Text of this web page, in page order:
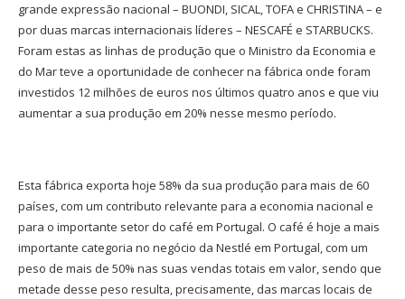
grande expressão nacional – BUONDI, SICAL, TOFA e CHRISTINA – e
por duas marcas internacionais líderes – NESCAFÉ e STARBUCKS.
Foram estas as linhas de produção que o Ministro da Economia e
do Mar teve a oportunidade de conhecer na fábrica onde foram
investidos 12 milhões de euros nos últimos quatro anos e que viu
aumentar a sua produção em 20% nesse mesmo período.
Esta fábrica exporta hoje 58% da sua produção para mais de 60
países, com um contributo relevante para a economia nacional e
para o importante setor do café em Portugal. O café é hoje a mais
importante categoria no negócio da Nestlé em Portugal, com um
peso de mais de 50% nas suas vendas totais em valor, sendo que
metade desse peso resulta, precisamente, das marcas locais de